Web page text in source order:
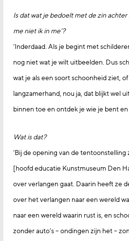
Is dat wat je bedoelt met de zin achter
me niet ik in me’?
‘Inderdaad. Als je begint met
nog niet wat je wilt uitbeelden. Dus
wat je als een soort schoonheid ziet,
langzamerhand, nou ja, dat blijkt wel
binnen toe en ontdek je wie je bent en
Wat is dat?
‘Bij de opening van de
[hoofd educatie Kunstmuseum Den
over verlangen gaat. Daarin heeft ze
over het verlangen naar een wereld
naar een wereld waarin rust is, en
zonder auto’s – ondingen zijn het –